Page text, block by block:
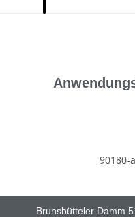
Brunsbütteler Damm